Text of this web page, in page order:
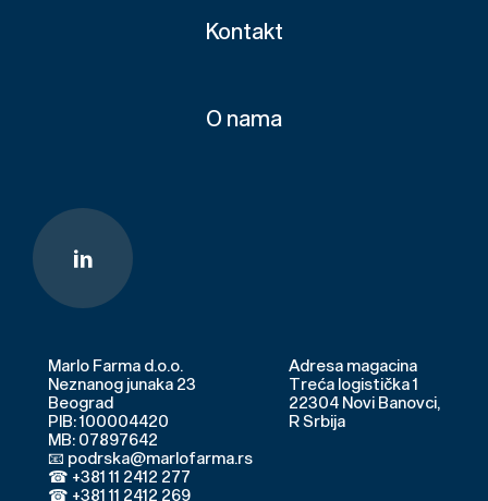
Kontakt
O nama
Marlo Farma d.o.o.
Neznanog junaka 23
Beograd
PIB: 100004420
MB: 07897642
Adresa magacina
Treća logistička 1
22304 Novi Banovci,
R Srbija
📧 podrska@marlofarma.rs
☎ +381 11 2412 277
☎ +381 11 2412 269